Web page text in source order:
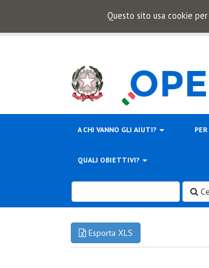
Questo sito usa cookie
A CHI VANNO GLI AIUTI?
QUALI OBIETTIVI?
Esporta XLS